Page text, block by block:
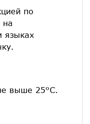
по
на
языках
выше 25°С.